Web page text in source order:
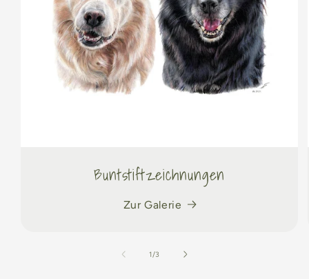
Buntstiftzeichnungen
Zur Galerie
1/von
3